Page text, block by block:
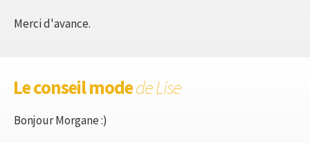
Merci d'avance.
Le conseil modede Lise
Bonjour Morgane :)